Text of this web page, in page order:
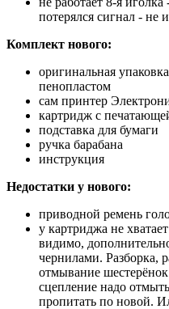
потерялся сигнал - не
Комплект нового:
оригинальная
пенопластом
сам принтер
картридж с
подставка для бумаги
ручка барабана
инструкция
Недостатки у нового:
приводной ремень
у картриджа не
видимо,
чернилами. Разборка,
отмывание
сцепление надо
пропитать по новой.